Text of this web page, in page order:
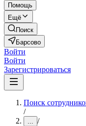
Помощь
Ещё
Поиск
Барсово
Войти
Войти
Зарегистрироваться
Поиск
/
... /